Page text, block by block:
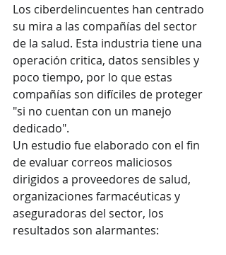
Los ciberdelincuentes han centrado
su mira a las compañías del sector
de la salud. Esta industria tiene una
operación critica, datos sensibles y
poco tiempo, por lo que estas
compañías son difíciles de proteger
"si no cuentan con un manejo
dedicado".
Un estudio fue elaborado con el fin
de evaluar correos maliciosos
dirigidos a proveedores de salud,
organizaciones farmacéuticas y
aseguradoras del sector, los
resultados son alarmantes: